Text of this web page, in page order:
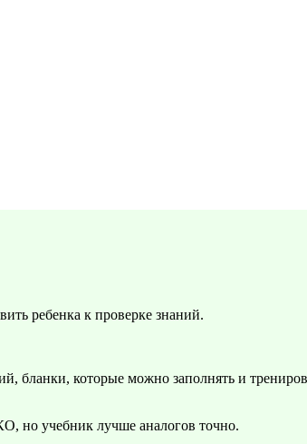
ребенка к проверке знаний.
бланки, которые можно заполнять и
но учебник лучше аналогов точно.